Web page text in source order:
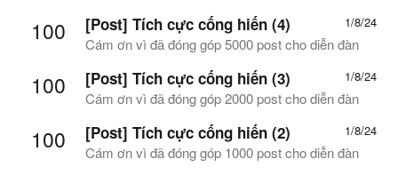
100 1/8/24
[Post] Tích cực cống hiến (4)
Cám ơn vì đã đóng góp 5000 post cho diễn đàn
100 1/8/24
[Post] Tích cực cống hiến (3)
Cám ơn vì đã đóng góp 2000 post cho diễn đàn
100 1/8/24
[Post] Tích cực cống hiến (2)
Cám ơn vì đã đóng góp 1000 post cho diễn đàn